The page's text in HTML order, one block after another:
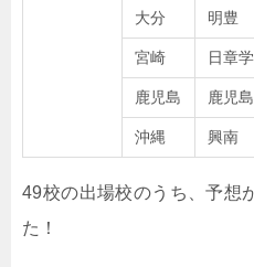
大分 明豊
宮崎 日章
鹿児島 鹿児
沖縄 興南
49校の出場校のうち、予想
た！